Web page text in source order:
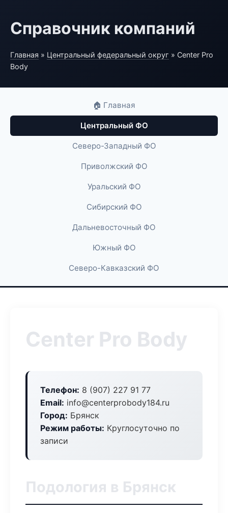
Справочник компаний
Главная » Центральный федеральный округ » Center Pro
Body
🏠 Главная
Центральный ФО
Северо-Западный ФО
Приволжский ФО
Уральский ФО
Сибирский ФО
Дальневосточный ФО
Южный ФО
Северо-Кавказский ФО
Center Pro Body
Телефон: 8 (907) 227 91 77
Email: info@centerprobody184.ru
Город: Брянск
Режим работы: Круглосуточно по
записи
Подология в Брянск